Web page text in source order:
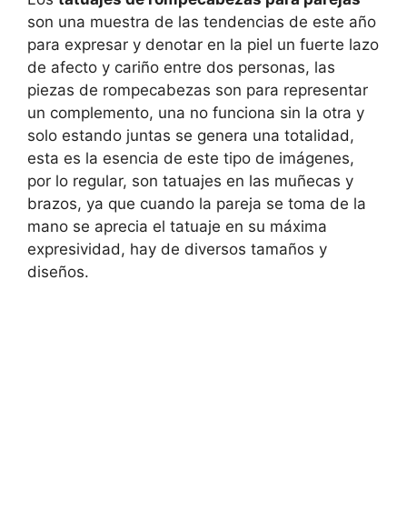
son una muestra de las tendencias de este año
para expresar y denotar en la piel un fuerte lazo
de afecto y cariño entre dos personas, las
piezas de rompecabezas son para representar
un complemento, una no funciona sin la otra y
solo estando juntas se genera una totalidad,
esta es la esencia de este tipo de imágenes,
por lo regular, son tatuajes en las muñecas y
brazos, ya que cuando la pareja se toma de la
mano se aprecia el tatuaje en su máxima
expresividad, hay de diversos tamaños y
diseños.